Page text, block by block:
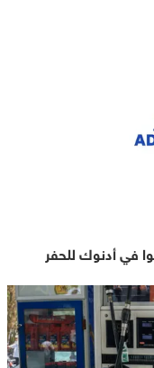
في أدنوك للحفر